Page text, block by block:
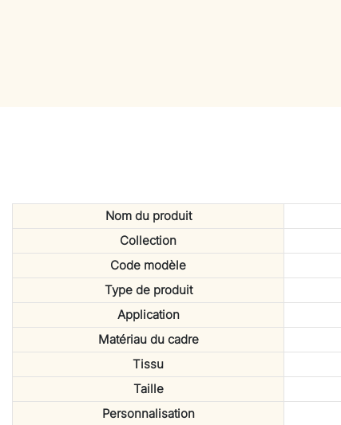
Nom du produit
Collection
Code modèle
Type de produit
Application
Matériau du cadre
Tissu
Taille
Personnalisation